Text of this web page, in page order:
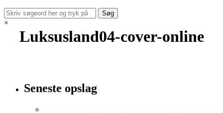
×
Luksusland04-cover-online
Seneste opslag